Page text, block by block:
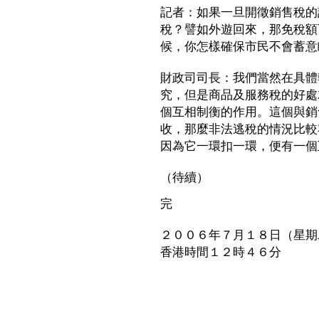
記者：如果一旦開徵銷售稅
稅？譬如外遊回來，那免稅
候，你怎樣確保市民不會蓄
財政司司長：我們當然在具
究，但是商品及服務稅的好
個互相制衡的作用。這個與
收，那麼非法逃稅的情況比
因為它一環扣一環，便有一
（待續）
完
２００６年７月１８日（星
香港時間１２時４６分